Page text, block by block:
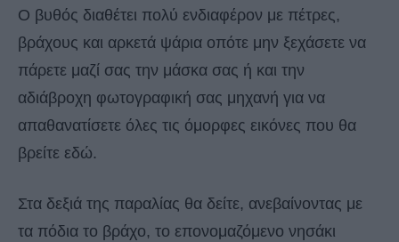
Ο βυθός διαθέτει πολύ ενδιαφέρον με πέτρες,
βράχους και αρκετά ψάρια οπότε μην ξεχάσετε να
πάρετε μαζί σας την μάσκα σας ή και την
αδιάβροχη φωτογραφική σας μηχανή για να
απαθανατίσετε όλες τις όμορφες εικόνες που θα
βρείτε εδώ.
Στα δεξιά της παραλίας θα δείτε, ανεβαίνοντας με
τα πόδια το βράχο, το επονομαζόμενο νησάκι